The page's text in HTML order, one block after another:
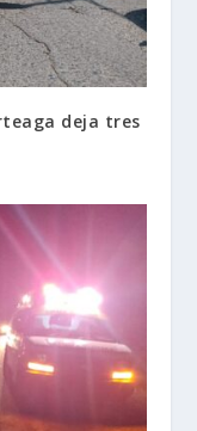
deja tres